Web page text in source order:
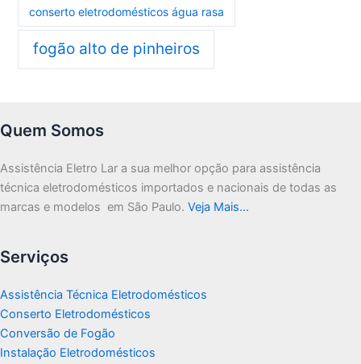
conserto eletrodomésticos água rasa
fogão alto de pinheiros
Quem Somos
Assistência Eletro Lar a sua melhor opção para assistência
técnica eletrodomésticos importados e nacionais de todas as
marcas e modelos em São Paulo. Veja Mais…
Serviços
Assistência Técnica Eletrodomésticos
Conserto Eletrodomésticos
Conversão de Fogão
Instalação Eletrodomésticos